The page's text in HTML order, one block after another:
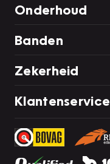
Onderhoud
Banden
Zekerheid
Klantenservice